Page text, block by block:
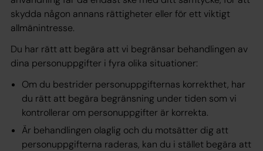
skydda någon annans rättigheter eller för ett viktigt
allmänintresse.
Du har rätt att begära att vi begränsar behandlingen av
dina personuppgifter i fyra olika situationer:
Om du bestrider personuppgifternas korrekthet, har
du rätt att begära begränsning under tiden som vi
kontrollerar om personuppgifter är korrekta.
Är behandlingen olaglig och du motsätter dig att
personuppgifterna raderas, kan du i stället begära att